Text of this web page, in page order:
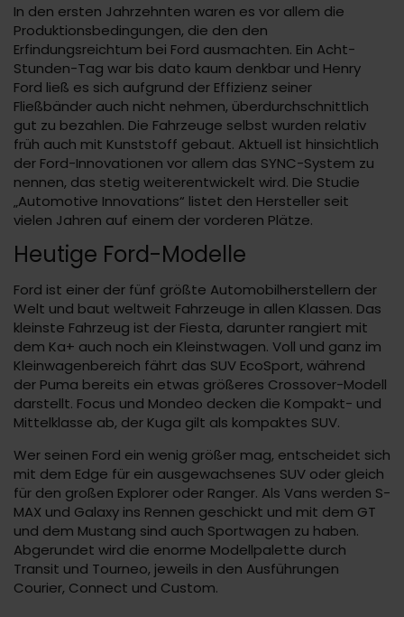
In den ersten Jahrzehnten waren es vor allem die
Produktionsbedingungen, die den den
Erfindungsreichtum bei Ford ausmachten. Ein Acht-
Stunden-Tag war bis dato kaum denkbar und Henry
Ford ließ es sich aufgrund der Effizienz seiner
Fließbänder auch nicht nehmen, überdurchschnittlich
gut zu bezahlen. Die Fahrzeuge selbst wurden relativ
früh auch mit Kunststoff gebaut. Aktuell ist hinsichtlich
der Ford-Innovationen vor allem das SYNC-System zu
nennen, das stetig weiterentwickelt wird. Die Studie
„Automotive Innovations“ listet den Hersteller seit
vielen Jahren auf einem der vorderen Plätze.
Heutige Ford-Modelle
Ford ist einer der fünf größte Automobilherstellern der
Welt und baut weltweit Fahrzeuge in allen Klassen. Das
kleinste Fahrzeug ist der Fiesta, darunter rangiert mit
dem Ka+ auch noch ein Kleinstwagen. Voll und ganz im
Kleinwagenbereich fährt das SUV EcoSport, während
der Puma bereits ein etwas größeres Crossover-Modell
darstellt. Focus und Mondeo decken die Kompakt- und
Mittelklasse ab, der Kuga gilt als kompaktes SUV.
Wer seinen Ford ein wenig größer mag, entscheidet sich
mit dem Edge für ein ausgewachsenes SUV oder gleich
für den großen Explorer oder Ranger. Als Vans werden S-
MAX und Galaxy ins Rennen geschickt und mit dem GT
und dem Mustang sind auch Sportwagen zu haben.
Abgerundet wird die enorme Modellpalette durch
Transit und Tourneo, jeweils in den Ausführungen
Courier, Connect und Custom.